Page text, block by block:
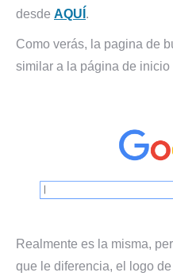
desde AQUÍ .
Como verás, la pagina de
similar a la página de
Realmente es la misma,
que le diferencia, el logo